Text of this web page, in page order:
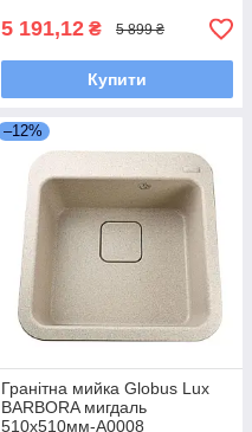
5 191,12 ₴ 5 899 ₴
Купити
–12%
Гранітна мийка Globus Lux
BARBORA мигдаль
510х510мм-А0008